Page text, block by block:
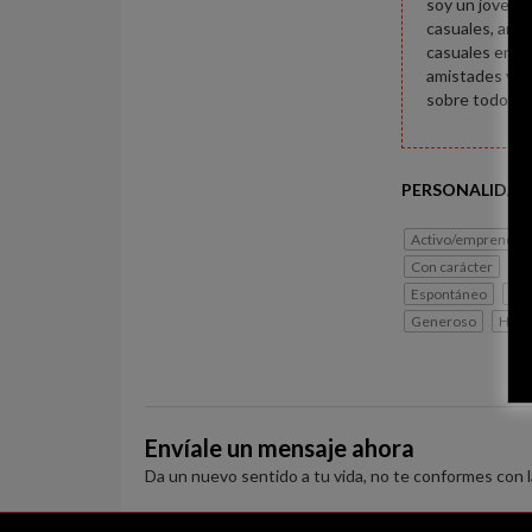
soy un joven
casuales,
casuales en
amistades y
sobre todo
PERSONALIDAD
Activo/
Con carácter
Espontáneo
Generoso
Envíale un mensaje ahora
Da un nuevo sentido a tu vida, no te conformes con